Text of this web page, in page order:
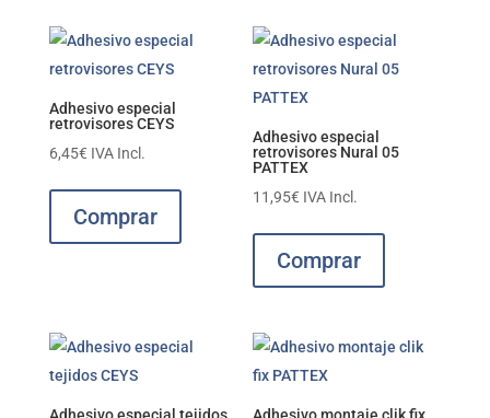
Adhesivo especial
retrovisores CEYS
6,45€ IVA Incl.
Comprar
Adhesivo especial
retrovisores Nural 05
PATTEX
11,95€ IVA Incl.
Comprar